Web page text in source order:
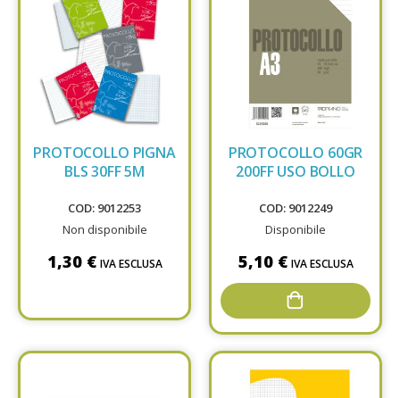
PROTOCOLLO PIGNA
BLS 30FF 5M
COD: 9012253
Non disponibile
1,30 € IVA ESCLUSA
PROTOCOLLO 60GR
200FF USO BOLLO
COD: 9012249
Disponibile
5,10 € IVA ESCLUSA